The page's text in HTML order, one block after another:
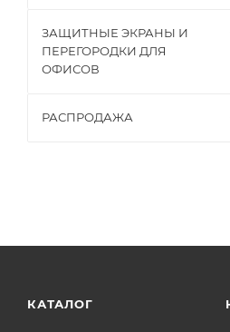
ЗАЩИТНЫЕ ЭКРАНЫ И
ПЕРЕГОРОДКИ ДЛЯ
ОФИСОВ
РАСПРОДАЖА
КАТАЛОГ